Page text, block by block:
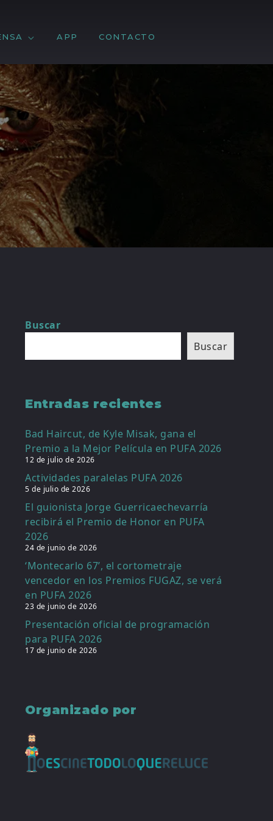
APP CONTACTO
Buscar
Buscar
Entradas recientes
Bad Haircut, de Kyle Misak, gana el
Premio a la Mejor Película en PUFA 2026
12 de julio de 2026
Actividades paralelas PUFA 2026
5 de julio de 2026
El guionista Jorge Guerricaechevarría
recibirá el Premio de Honor en PUFA
2026
24 de junio de 2026
‘Montecarlo 67’, el cortometraje
vencedor en los Premios FUGAZ, se verá
en PUFA 2026
23 de junio de 2026
Presentación oficial de programación
para PUFA 2026
17 de junio de 2026
Organizado por